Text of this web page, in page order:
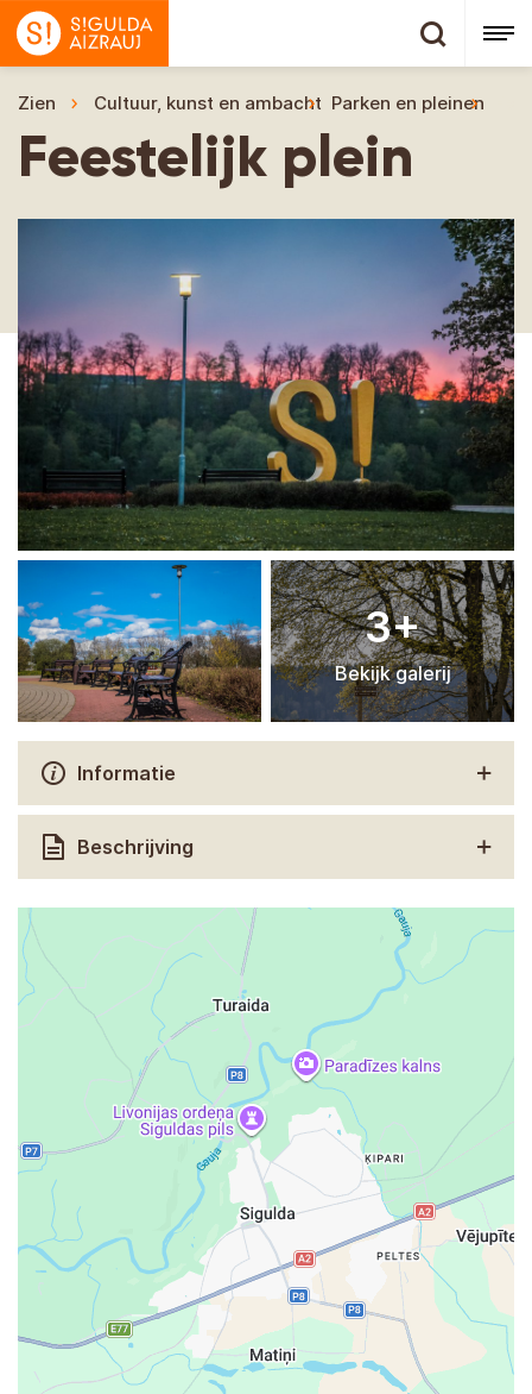
Zien Cultuur, kunst en ambacht Parken en pleinen
Feestelijk plein
3+
Bekijk galerij
Informatie
Beschrijving